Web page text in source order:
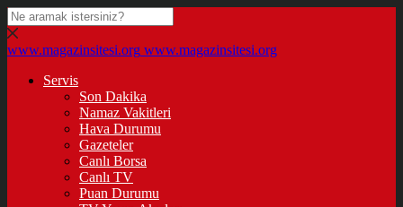
www.magazinsitesi.org www.magazinsitesi.org
Servis
Son Dakika
Namaz Vakitleri
Hava Durumu
Gazeteler
Canlı Borsa
Canlı TV
Puan Durumu